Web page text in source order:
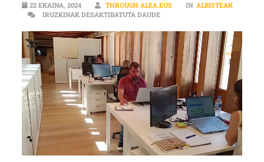
22 EKAINA, 2024 THROUGH ALEA.EUS IN ALBISTEAK
IRUZKINAK DESAKTIBATUTA DAUDEGASTEIZ ANTZOKIAN LANEAN